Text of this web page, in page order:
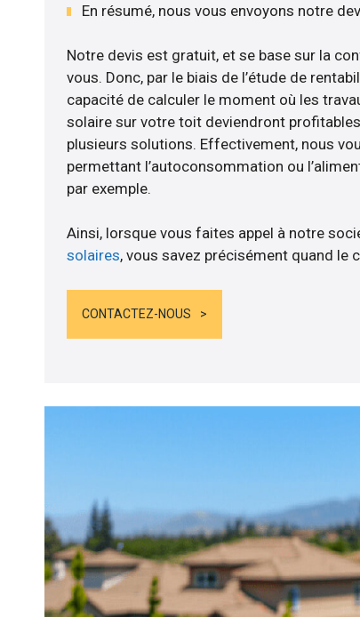
En résumé, nous vous envoyons notre
Notre devis est gratuit, et se base sur la
vous. Donc, par le biais de l’étude de
capacité de calculer le moment où les
solaire sur votre toit deviendront
plusieurs solutions. Effectivement, nous
permettant l’autoconsommation ou
par exemple.
Ainsi, lorsque vous faites appel à notre
solaires, vous savez précisément quand le
CONTACTEZ-NOUS